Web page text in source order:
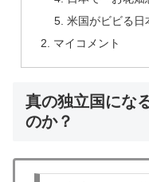
米国がビビる日
マイコメント
真の独立国にな
のか？